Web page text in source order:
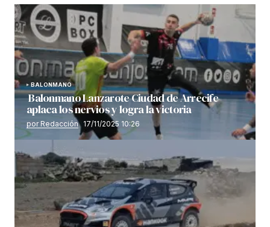
BALONMANO
Balonmano Lanzarote Ciudad de Arrecife
aplaca los nervios y logra la victoria
por Redacción 17/11/2025 10:26